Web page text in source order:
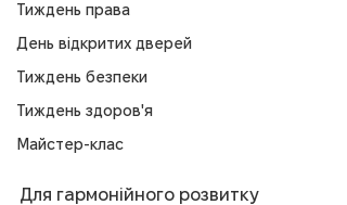
Тиждень права
День відкритих дверей
Тиждень безпеки
Тиждень здоров'я
Майстер-клас
Для гармонійного розвитку